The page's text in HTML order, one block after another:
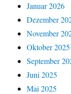
Januar 2026
Dezember
November
Oktober 2025
September
Juni 2025
Mai 2025